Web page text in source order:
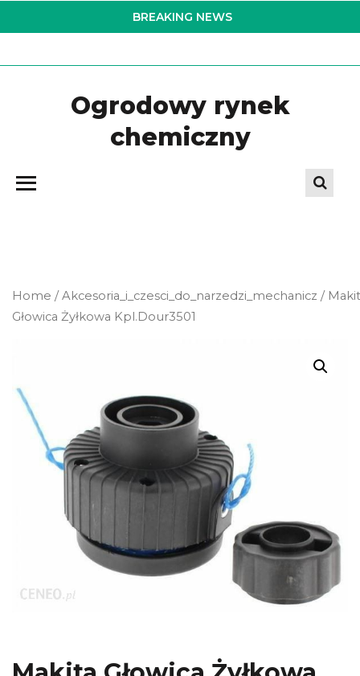
to
BREAKING NEWS
Ogrodowy rynek
chemiczny
Home /Akcesoria_i_czesci_do_narzedzi_mechanicz /
Głowica Żyłkowa Kpl.Dour3501